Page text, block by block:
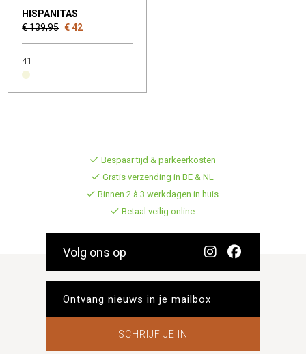
HISPANITAS
€ 139,95 € 42
41
Bespaar tijd & parkeerkosten
Gratis verzending in BE & NL
Binnen 2 à 3 werkdagen in huis
Betaal veilig online
Volg ons op
SCHRIJF JE IN